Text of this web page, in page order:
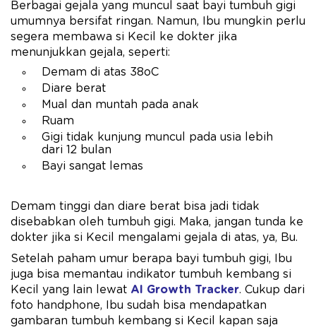
Berbagai gejala yang muncul saat bayi tumbuh gigi
umumnya bersifat ringan. Namun, Ibu mungkin perlu
segera membawa si Kecil ke dokter jika
menunjukkan gejala, seperti:
Demam di atas 38oC
Diare berat
Mual dan muntah pada anak
Ruam
Gigi tidak kunjung muncul pada usia lebih
dari 12 bulan
Bayi sangat lemas
Demam tinggi dan diare berat bisa jadi tidak
disebabkan oleh tumbuh gigi. Maka, jangan tunda ke
dokter jika si Kecil mengalami gejala di atas, ya, Bu.
Setelah paham umur berapa bayi tumbuh gigi, Ibu
juga bisa memantau indikator tumbuh kembang si
Kecil yang lain lewat AI Growth Tracker. Cukup dari
foto handphone, Ibu sudah bisa mendapatkan
gambaran tumbuh kembang si Kecil kapan saja